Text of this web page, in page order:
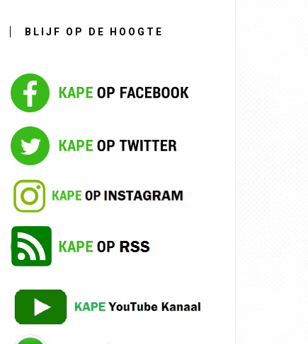
BLIJF OP DE HOOGTE